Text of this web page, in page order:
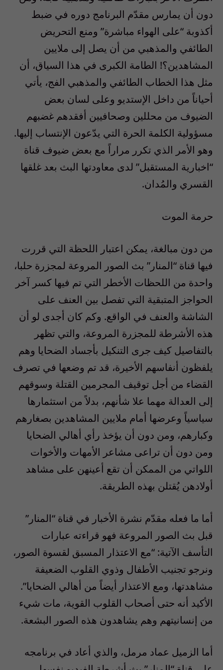
دون أن يمارس مقدّم البرنامج دوره في ضبط
أكذوبة “على الهواء مباشرة” ومنع التحريض
الطائفي والمذهبي من أن يصل إلى ملايين
المشاهدين؟! الطامة الكبرى في هذا السياق، أن
مثل هذا الخطاب الطائفي والمذهبي الفج، يأتي
أحياناً من داخل الإستديو وعلى لسان بعض
الضيوف من محللين وصحافيين أفقدهم غضبهم
مسؤولية الكلمة الحرة التي يدّعون الإنتساب إليها.
وهو الأمر الذي تكرر مراراً مع بعض ضيوف قناة
“اخبارية المستقبل” لدى معاودتها البث بعد غلقها
القسري والمُدان.
حرمة الموت
من دون مبالغة، يمكن اعتبار اللحظة التي قررت
فيها قناة “المنار” بث الصور المروعة لمجزرة حلبا،
واحدة من اللحظات الأخطر التي تم فيها كسر آخر
الحواجز المتبقية التي تفصل بين العنف على
الشاشة والعنف في الواقع. وكم كان أجدى لو أن
هذه الأشرطة للمجزرة المروعة، والتي تظهر
بالتفاصيل كيف جرى التنكيل بأجساد الضحايا وهم
يلفظون أنفاسهم الأخيرة، قد تم وضعها في تصرف
القضاء من أجل توقيف المجرمين القتلة وسوقهم
إلى العدالة مهما علا شأنهم، بدلاً من استثمارها
سياسياً وعرضها أمام ملايين المشاهدين بصغارهم
وكبارهم، ومن دون أن يؤخذ رأي أهالي الضحايا
ومن دون أن تراعى مشاعر الأمهات والأخوات
اللواتي من الممكن أن تقع أعينهن على مشاهد
أولادهن يُقتلن بهذه الطريقة.
أما ما فعله مقدّم نشرة الأخبار في قناة “المنار”
قبل بث الصور المروعة فهو قراءته عبارات
التأسف الآتية: “مع الاعتذار المسبق لقسوة الصور،
ونرجو تجنيب الأطفال وذوي القلوب الضعيفة
مشاهدتها، ومع الاعتذار أيضاً من أهالي الضحايا”.
الأكيد أنه حتى أصحاب القلوب القوية، مات شيء
من إنسانيتهم وهم يشاهدون هذه الصور البشعة.
أما الزميل عماد مرمل، والذي أعاد في برنامجه